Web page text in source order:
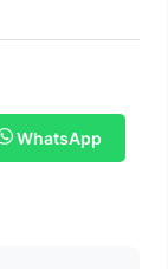
WhatsApp